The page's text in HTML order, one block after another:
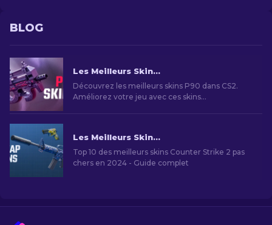
BLOG
Les Meilleurs Skins P90 dans CS2 : Classement [2026]
Découvrez les meilleurs skins P90 dans CS2.
Améliorez votre jeu avec ces skins
Les Meilleurs Skins Bon Marché dans CS2 [2026]
Top 10 des meilleurs skins Counter Strike 2 pas
chers en 2024 - Guide complet